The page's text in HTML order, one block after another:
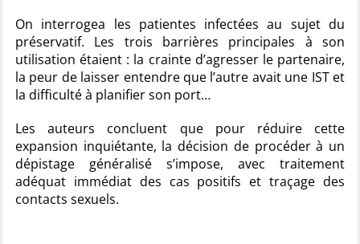
On interrogea les patientes infectées au sujet du
préservatif. Les trois barrières principales à son
utilisation étaient : la crainte d’agresser le partenaire,
la peur de laisser entendre que l’autre avait une IST et
la difficulté à planifier son port…
Les auteurs concluent que pour réduire cette
expansion inquiétante, la décision de procéder à un
dépistage généralisé s’impose, avec traitement
adéquat immédiat des cas positifs et traçage des
contacts sexuels.